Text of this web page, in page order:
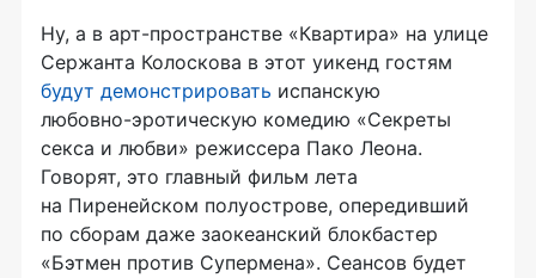
Ну, а в арт-пространстве «Квартира» на улице
Сержанта Колоскова в этот уикенд гостям
будут демонстрировать испанскую
любовно-эротическую комедию «Секреты
секса и любви» режиссера Пако Леона.
Говорят, это главный фильм лета
на Пиренейском полуострове, опередивший
по сборам даже заокеанский блокбастер
«Бэтмен против Супермена». Сеансов будет